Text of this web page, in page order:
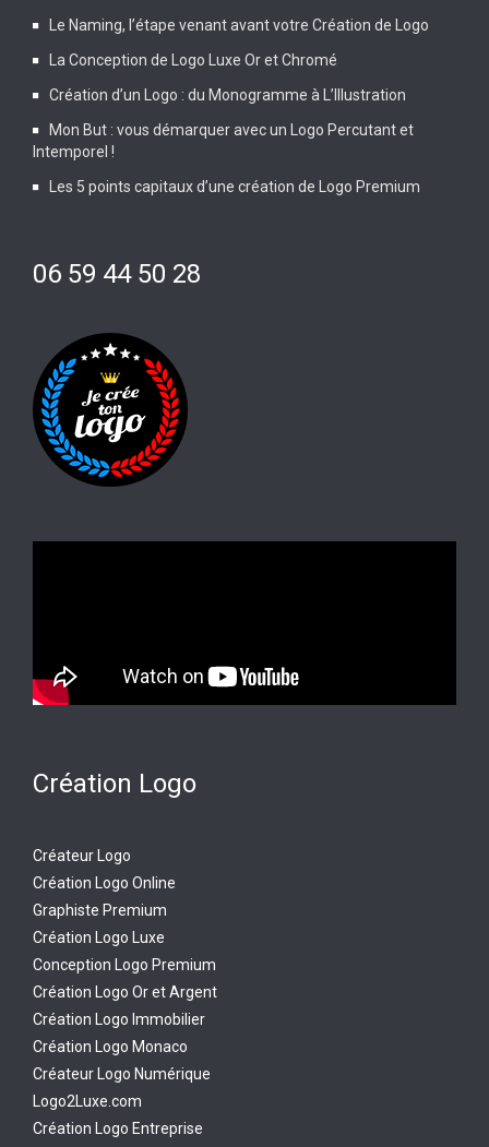
Le Naming, l’étape venant avant votre Création de Logo
La Conception de Logo Luxe Or et Chromé
Création d’un Logo : du Monogramme à L’Illustration
Mon But : vous démarquer avec un Logo Percutant et
Intemporel !
Les 5 points capitaux d’une création de Logo Premium
06 59 44 50 28
Création Logo
Créateur Logo
Création Logo Online
Graphiste Premium
Création Logo Luxe
Conception Logo Premium
Création Logo Or et Argent
Création Logo Immobilier
Création Logo Monaco
Créateur Logo Numérique
Logo2Luxe.com
Création Logo Entreprise